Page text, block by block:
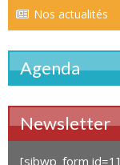
Nos actualités
Agenda
Newsletter
[sibwp_form id=1]